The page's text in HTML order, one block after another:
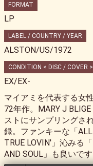
FORMAT
LP
LABEL / COUNTRY / YEAR
ALSTON/US/1972
CONDITION < DISC / COVER >
EX/EX-
マイアミを代表する女
72年作。MARY J
ストにサンプリングさ
録。ファンキーな「ALL
TRUE LOVIN'」沁みる
AND SOUL」も良いです